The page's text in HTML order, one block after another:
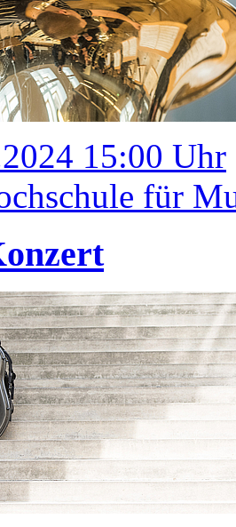
15:00 Uhr
für